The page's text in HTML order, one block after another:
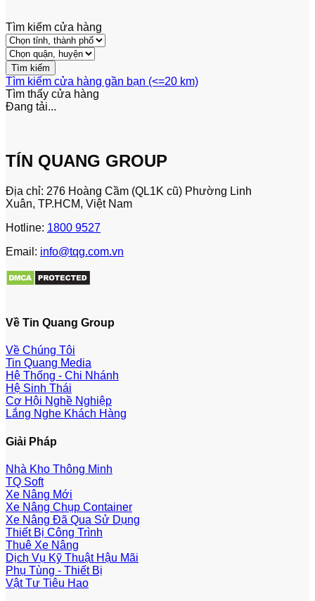
Tìm kiếm cửa hàng
Tìm kiếm cửa hàng gần bạn (<=20 km)
Tìm thấy cửa hàng
Đang tải...
TÍN QUANG GROUP
Địa chỉ: 276 Hoàng Cầm (QL1K cũ) Phường Linh
Xuân, TP.HCM, Việt Nam
Hotline: 1800 9527
Email: info@tqg.com.vn
Về Tin Quang Group
Về Chúng Tôi
Tin Quang Media
Hệ Thống - Chi Nhánh
Hệ Sinh Thái
Cơ Hội Nghề Nghiệp
Lắng Nghe Khách Hàng
Giải Pháp
Nhà Kho Thông Minh
TQ Soft
Xe Nâng Mới
Xe Nâng Chụp Container
Xe Nâng Đã Qua Sử Dụng
Thiết Bị Công Trình
Thuê Xe Nâng
Dịch Vụ Kỹ Thuật Hậu Mãi
Phụ Tùng - Thiết Bị
Vật Tư Tiêu Hao